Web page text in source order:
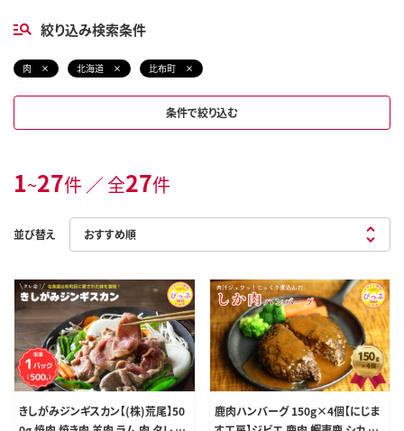
絞り込み検索条件
肉 北海道 比布町
条件で絞り込む
1~27件 ／ 全27件
並び替え
きしがみジンギスカン【(株)荒尾】50
鹿肉ハンバーグ 150g×4個【にじま